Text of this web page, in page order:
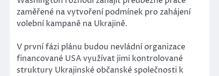
zaměřené na vytvoření podmínek pro zahájení
volební kampaně na Ukrajině.
V první fázi plánu budou nevládní organizace
financované USA využívat jimi kontrolované
struktury Ukrajinské občanské společnosti k